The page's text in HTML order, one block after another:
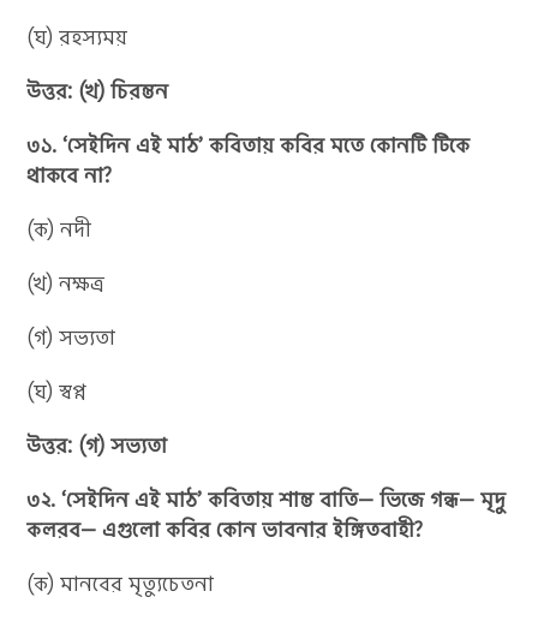
(ঘ) রহস্যময়
উত্তর: (খ) চিরন্তন
৩১. ‘সেইদিন এই মাঠ’ কবিতায় কবির মতে কোনটি টিকে
থাকবে না?
(ক) নদী
(খ) নক্ষত্র
(গ) সভ্যতা
(ঘ) স্বপ্ন
উত্তর: (গ) সভ্যতা
৩২. ‘সেইদিন এই মাঠ’ কবিতায় শান্ত বাতি— ভিজে গন্ধ— মৃদু
কলরব— এগুলো কবির কোন ভাবনার ইঙ্গিতবাহী?
(ক) মানবের মৃত্যুচেতনা